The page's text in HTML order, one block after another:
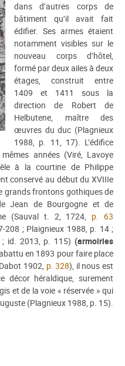
dans d’autres corps de
bâtiment qu’il avait fait
édifier. Ses armes étaient
notamment visibles sur le
nouveau corps d’hôtel,
formé par deux ailes à deux
étages, construit entre
1409 et 1411 sous la
direction de Robert de
Helbutene, maître des
œuvres du duc (Plagnieux
1988, p. 11, 17). L’édifice
années (Viré, Lavoye
à la courtine de Philippe
conservé au début du XVIIIe
grands frontons gothiques de
Jean de Bourgogne et de
(Sauval t. 2, 1724, p. 63
208 ; Plaignieux 1988, p. 14 ;
id. 2013, p. 115) (armoiries
en 1893 pour faire place
1902, p. 328), il nous est
décor héraldique, surement
et de la voie « réservée » qui
(Plagnieux 1988, p. 15).